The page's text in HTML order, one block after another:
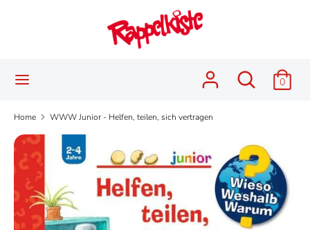
Search
0
Home WWW Junior - Helfen, teilen, sich vertragen